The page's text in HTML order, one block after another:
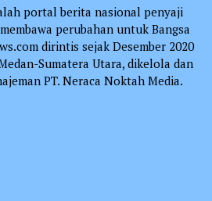
portal berita nasional penyaji
perubahan untuk Bangsa
dirintis sejak Desember 2020
Sumatera Utara, dikelola dan
PT. Neraca Noktah Media.